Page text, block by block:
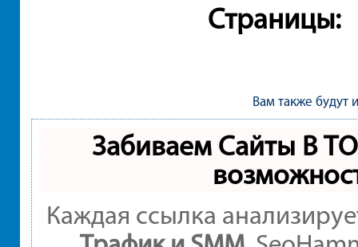
Страницы:
Вам также будут
Забиваем Сайты В
Каждая ссылка